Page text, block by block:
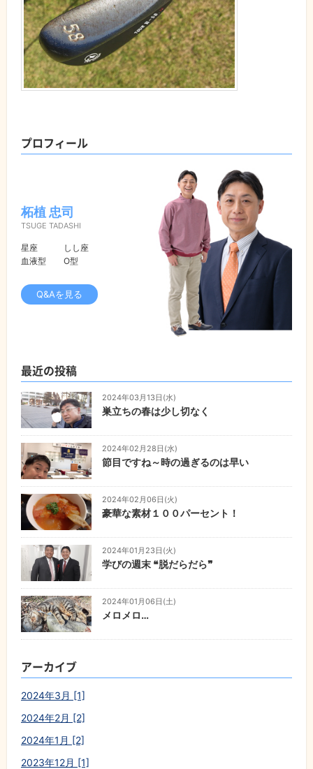
プロフィール
柘植 忠司
TSUGE TADASHI
星座
しし座
血液型
O型
Q&Aを見る
最近の投稿
2024年03月13日(水)
巣立ちの春は少し切なく
2024年02月28日(水)
節目ですね～時の過ぎるのは早い
2024年02月06日(火)
豪華な素材１００パーセント！
2024年01月23日(火)
学びの週末 ❝脱だらだら❞
2024年01月06日(土)
メロメロ…
アーカイブ
2024年3月 [1]
2024年2月 [2]
2024年1月 [2]
2023年12月 [1]